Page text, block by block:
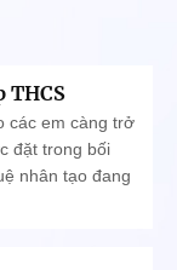
THCS
các em càng trở
đặt trong bối
nhân tạo đang